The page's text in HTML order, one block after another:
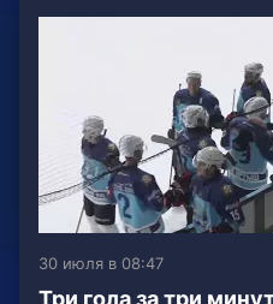
30 июля в 08:47